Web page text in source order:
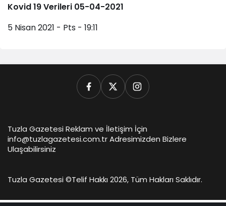
Kovid 19 Verileri 05-04-2021
5 Nisan 2021 - Pts - 19:11
Tuzla Gazetesi Reklam ve İletişim İçin
info@tuzlagazetesi.com.tr Adresimizden Bizlere
Ulaşabilirsiniz
Tuzla Gazetesi ©Telif Hakkı 2026, Tüm Hakları Saklıdır.